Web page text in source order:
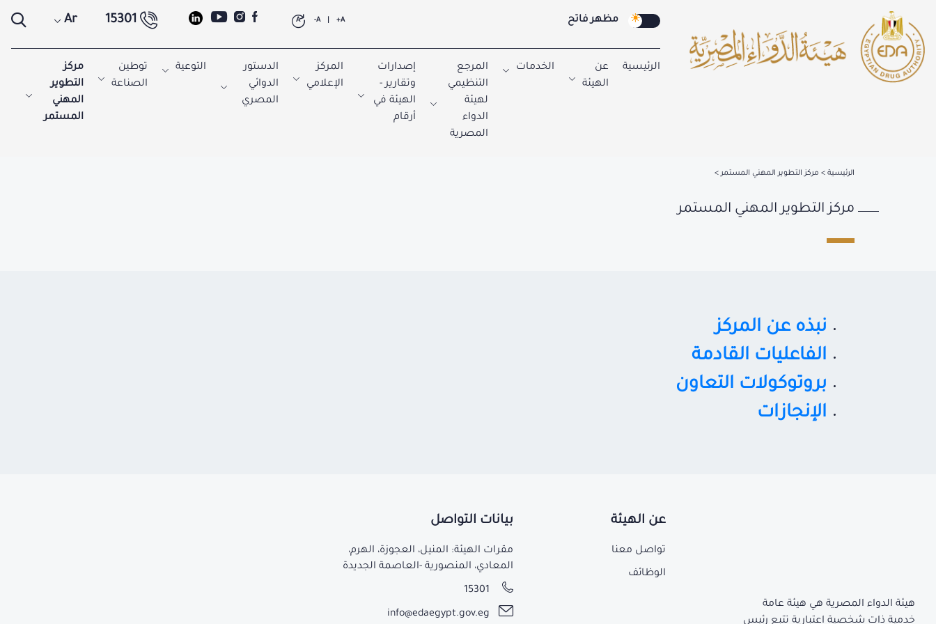
مظهر فاتح A+
A-
A
15301
Ar
الرئيسية
عن
الهيئة
الخدمات
المرجع
التنظيمي
لهيئة
الدواء
المصرية
إصدارات
وتقارير -
الهيئة في
أرقام
المركز
الإعلامي
الدستور
الدوائي
المصري
التوعية
توطين
الصناعة
مركز
التطوير
المهني
المستمر
الرئيسية مركز التطوير المهني المستمر
مركز التطوير المهني المستمر
نبذه عن المركز
الفاعليات القادمة
بروتوكولات التعاون
الإنجازات
هيئة الدواء المصرية هي هيئة عامة
خدمية ذات شخصية اعتبارية تتبع رئيس
عن الهيئة
تواصل معنا
الوظائف
بيانات التواصل
مقرات الهيئة: المنيل، العجوزة، الهرم،
المعادي، المنصورية -العاصمة الجديدة
15301
info@edaegypt.gov.eg